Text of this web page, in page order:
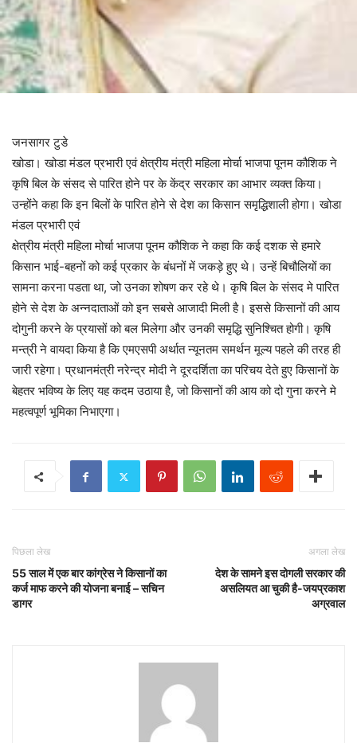
जनसागर टुडे
खोडा। खोडा मंडल प्रभारी एवं क्षेत्रीय मंत्री महिला मोर्चा भाजपा पूनम कौशिक ने
कृषि बिल के संसद से पारित होने पर के केंद्र सरकार का आभार व्यक्त किया।
उन्होंने कहा कि इन बिलों के पारित होने से देश का किसान समृद्धिशाली होगा। खोडा
मंडल प्रभारी एवं
क्षेत्रीय मंत्री महिला मोर्चा भाजपा पूनम कौशिक ने कहा कि कई दशक से हमारे
किसान भाई-बहनों को कई प्रकार के बंधनों में जकड़े हुए थे। उन्हें बिचौलियों का
सामना करना पडता था, जो उनका शोषण कर रहे थे। कृषि बिल के संसद मे पारित
होने से देश के अन्नदाताओं को इन सबसे आजादी मिली है। इससे किसानों की आय
दोगुनी करने के प्रयासों को बल मिलेगा और उनकी समृद्धि सुनिश्चित होगी। कृषि
मन्त्री ने वायदा किया है कि एमएसपी अर्थात न्यूनतम समर्थन मूल्य पहले की तरह ही
जारी रहेगा। प्रधानमंत्री नरेन्द्र मोदी ने दूरदर्शिता का परिचय देते हुए किसानों के
बेहतर भविष्य के लिए यह कदम उठाया है, जो किसानों की आय को दो गुना करने मे
महत्वपूर्ण भूमिका निभाएगा।
पिछला लेख
55 साल में एक बार कांग्रेस ने किसानों का
कर्ज माफ करने की योजना बनाई – सचिन
डागर
अगला लेख
देश के सामने इस दोगली सरकार की
असलियत आ चुकी है-जयप्रकाश
अग्रवाल